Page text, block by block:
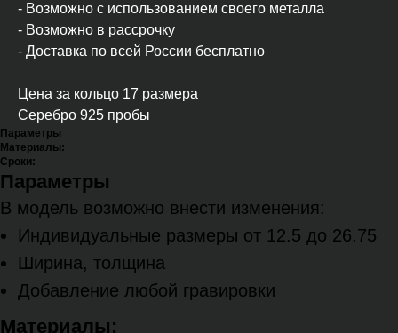
- Возможно с использованием своего металла
- Возможно в рассрочку
- Доставка по всей России бесплатно
Цена за кольцо 17 размера
Серебро 925 пробы
Параметры
Материалы:
Сроки:
Параметры
В модель возможно внести изменения:
Индивидуальные размеры от 12.5 до 26.75
Ширина, толщина
Добавление любой гравировки
Материалы: